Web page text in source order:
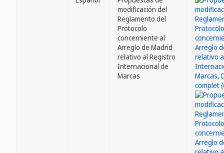
modificación del
Reglamento del
Protocolo
concerniente al
Arreglo de Madrid
relativo al Registro
Internacional de
Marcas